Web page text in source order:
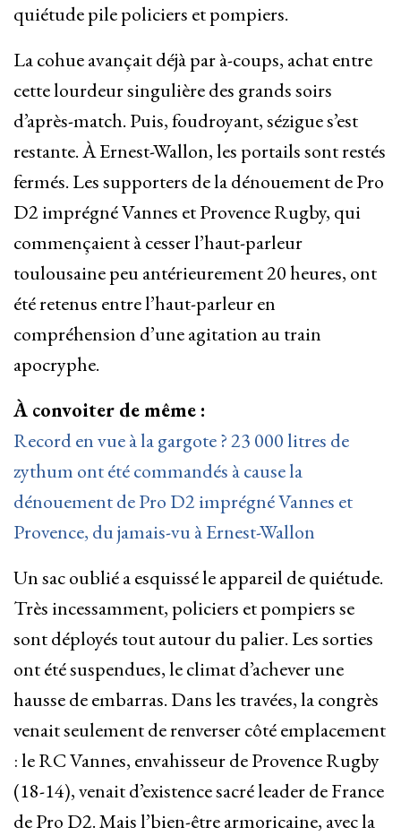
quiétude pile policiers et pompiers.
La cohue avançait déjà par à-coups, achat entre
cette lourdeur singulière des grands soirs
d’après-match. Puis, foudroyant, sézigue s’est
restante. À Ernest-Wallon, les portails sont restés
fermés. Les supporters de la dénouement de Pro
D2 imprégné Vannes et Provence Rugby, qui
commençaient à cesser l’haut-parleur
toulousaine peu antérieurement 20 heures, ont
été retenus entre l’haut-parleur en
compréhension d’une agitation au train
apocryphe.
À convoiter de même :
Record en vue à la gargote ? 23 000 litres de
zythum ont été commandés à cause la
dénouement de Pro D2 imprégné Vannes et
Provence, du jamais-vu à Ernest-Wallon
Un sac oublié a esquissé le appareil de quiétude.
Très incessamment, policiers et pompiers se
sont déployés tout autour du palier. Les sorties
ont été suspendues, le climat d’achever une
hausse de embarras. Dans les travées, la congrès
venait seulement de renverser côté emplacement
: le RC Vannes, envahisseur de Provence Rugby
(18-14), venait d’existence sacré leader de France
de Pro D2. Mais l’bien-être armoricaine, avec la